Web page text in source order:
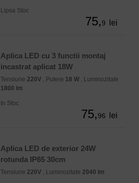
Lipsa Stoc
75,9 lei
Aplica LED cu 3 functii montaj
incastrat aplicat 18W
Tensiune 220V , Putere 18 W , Luminozitate
1800 lm
In Stoc
75,96 lei
Aplica LED de exterior 24W
rotunda IP65 30cm
Tensiune 220V , Luminozitate 2040 lm